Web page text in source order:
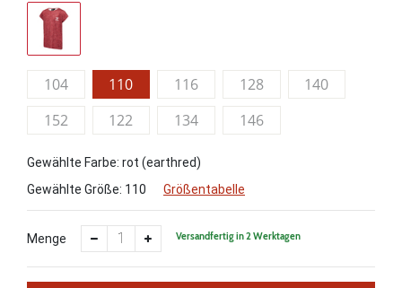
104 110 116 128
140
152
122 134 146
Gewählte Farbe: rot (earthred)
Gewählte Größe: 110 Größentabelle
Menge Versandfertig in 2 Werktagen